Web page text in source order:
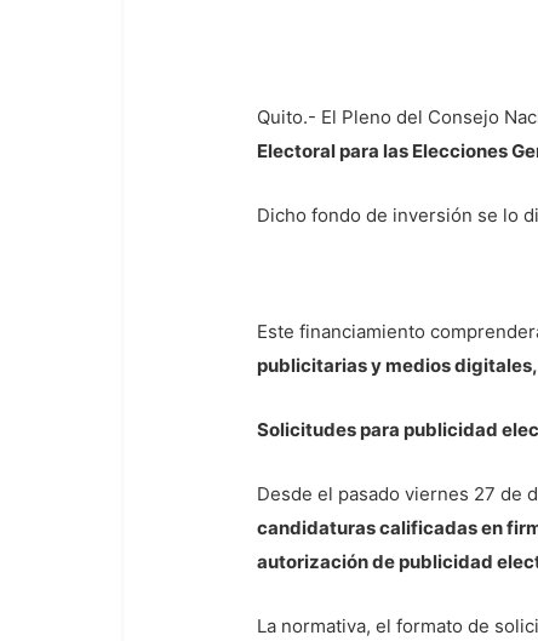
Quito.- El Pleno del Consejo
Electoral para las Elecciones
Dicho fondo de inversión se lo
Este financiamiento
publicitarias y medios
Solicitudes para publicidad
Desde el pasado viernes 27 de
candidaturas calificadas en
autorización de publicidad
La normativa, el formato de